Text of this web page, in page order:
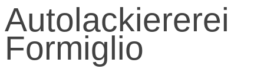
Autolackiererei
Formiglio